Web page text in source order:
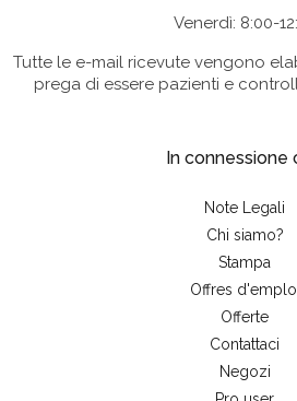
Venerdì: 8:00-
Tutte le e-mail ricevute vengono
prega di essere pazienti e
In connessione
Note Legali
Chi siamo?
Stampa
Offres
Offerte
Contattaci
Negozi